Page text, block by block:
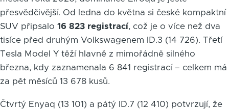
přesvědčivější. Od ledna do května si české kompaktní
SUV připsalo 16 823 registrací, což je o více než dva
tisíce před druhým Volkswagenem ID.3 (14 726). Třetí
Tesla Model Y těží hlavně z mimořádně silného
března, kdy zaznamenala 6 841 registrací – celkem má
za pět měsíců 13 678 kusů.
Čtvrtý Enyaq (13 101) a pátý ID.7 (12 410) potvrzují, že